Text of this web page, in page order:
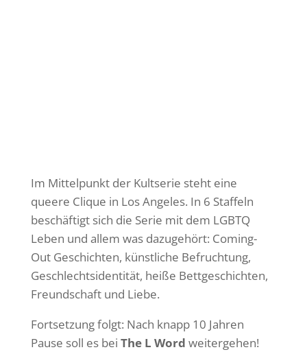
Im Mittelpunkt der Kultserie steht eine
queere Clique in Los Angeles. In 6 Staffeln
beschäftigt sich die Serie mit dem LGBTQ
Leben und allem was dazugehört: Coming-
Out Geschichten, künstliche Befruchtung,
Geschlechtsidentität, heiße Bettgeschichten,
Freundschaft und Liebe.
Fortsetzung folgt: Nach knapp 10 Jahren
Pause soll es bei The L Word weitergehen!